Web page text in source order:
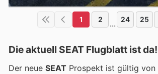
1 2 ... 24 25
Die aktuell SEAT Flugblatt ist da!
Der neue SEAT Prospekt ist gültig von